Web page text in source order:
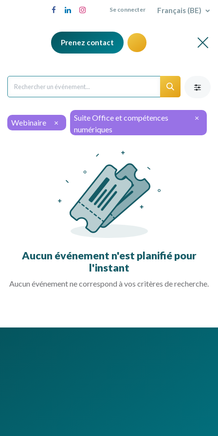
Se connecter Français (BE)
Prenez contact
Webinaire ×
Suite Office et compétences
numériques
×
Aucun événement n'est planifié pour
l'instant
Aucun événement ne correspond à vos critères de recherche.